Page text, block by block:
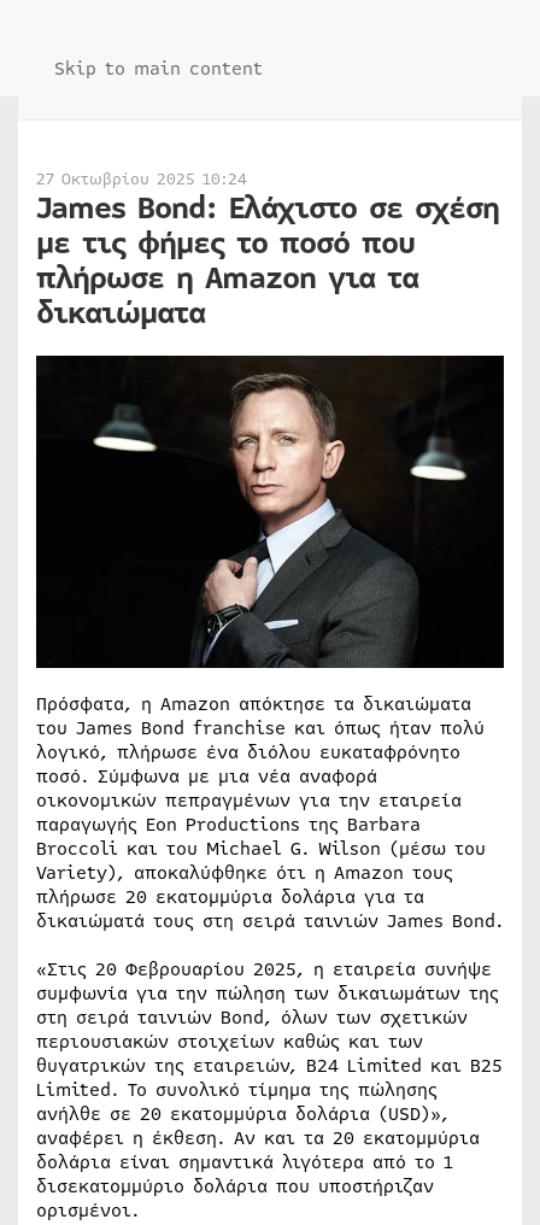
Skip to main content
27 Οκτωβρίου 2025 10:24
James Bond: Ελάχιστο σε σχέση
με τις φήμες το ποσό που
πλήρωσε η Amazon για τα
δικαιώματα
Πρόσφατα, η Amazon απόκτησε τα δικαιώματα
του James Bond franchise και όπως ήταν πολύ
λογικό, πλήρωσε ένα διόλου ευκαταφρόνητο
ποσό. Σύμφωνα με μια νέα αναφορά
οικονομικών πεπραγμένων για την εταιρεία
παραγωγής Eon Productions της Barbara
Broccoli και του Michael G. Wilson (μέσω του
Variety), αποκαλύφθηκε ότι η Amazon τους
πλήρωσε 20 εκατομμύρια δολάρια για τα
δικαιώματά τους στη σειρά ταινιών James Bond.
«Στις 20 Φεβρουαρίου 2025, η εταιρεία συνήψε
συμφωνία για την πώληση των δικαιωμάτων της
στη σειρά ταινιών Bond, όλων των σχετικών
περιουσιακών στοιχείων καθώς και των
θυγατρικών της εταιρειών, B24 Limited και B25
Limited. Το συνολικό τίμημα της πώλησης
ανήλθε σε 20 εκατομμύρια δολάρια (USD)»,
αναφέρει η έκθεση. Αν και τα 20 εκατομμύρια
δολάρια είναι σημαντικά λιγότερα από το 1
δισεκατομμύριο δολάρια που υποστήριζαν
ορισμένοι.